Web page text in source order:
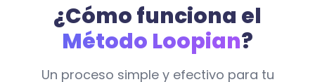
¿Cómo funciona el
Método Loopian?
Un proceso simple y efectivo para tu